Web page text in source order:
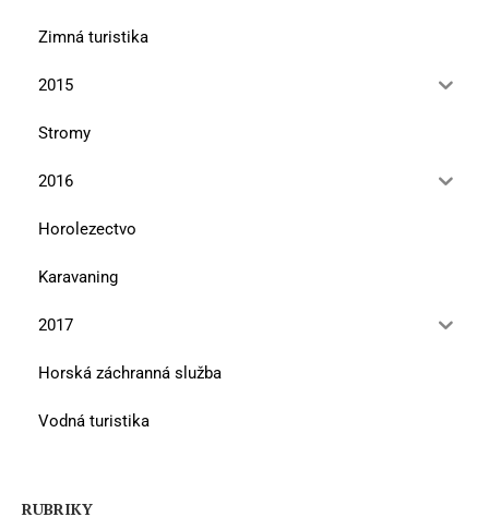
Zimná turistika
2015
Stromy
2016
Horolezectvo
Karavaning
2017
Horská záchranná služba
Vodná turistika
RUBRIKY